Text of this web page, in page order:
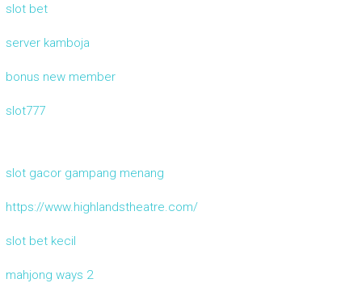
slot bet
server kamboja
bonus new member
slot777
slot gacor gampang menang
https://www.highlandstheatre.com/
slot bet kecil
mahjong ways 2